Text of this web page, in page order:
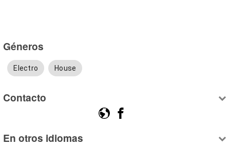
Géneros
Electro House
Contacto
En otros idiomas